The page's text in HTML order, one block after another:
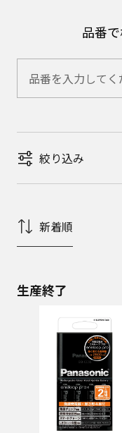
品番で
絞り込み
新着順
生産終了